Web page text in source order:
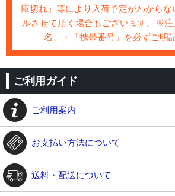
庫切れ」等により入荷予定がわから
ルさせて頂く場合もございます。※注
名」・「携帯番号」を必ずご明
ご利用ガイド
ご利用案内
お支払い方法について
送料・配送について